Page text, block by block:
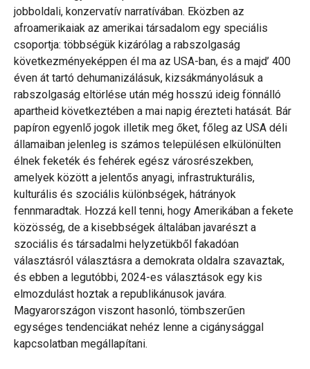
jobboldali, konzervatív narratívában. Eközben az
afroamerikaiak az amerikai társadalom egy speciális
csoportja: többségük kizárólag a rabszolgaság
következményeképpen él ma az USA-ban, és a majd’ 400
éven át tartó dehumanizálásuk, kizsákmányolásuk a
rabszolgaság eltörlése után még hosszú ideig fönnálló
apartheid következtében a mai napig érezteti hatását. Bár
papíron egyenlő jogok illetik meg őket, főleg az USA déli
államaiban jelenleg is számos településen elkülönülten
élnek feketék és fehérek egész városrészekben,
amelyek között a jelentős anyagi, infrastrukturális,
kulturális és szociális különbségek, hátrányok
fennmaradtak. Hozzá kell tenni, hogy Amerikában a fekete
közösség, de a kisebbségek általában javarészt a
szociális és társadalmi helyzetükből fakadóan
választásról választásra a demokrata oldalra szavaztak,
és ebben a legutóbbi, 2024-es választások egy kis
elmozdulást hoztak a republikánusok javára.
Magyarországon viszont hasonló, tömbszerűen
egységes tendenciákat nehéz lenne a cigánysággal
kapcsolatban megállapítani.